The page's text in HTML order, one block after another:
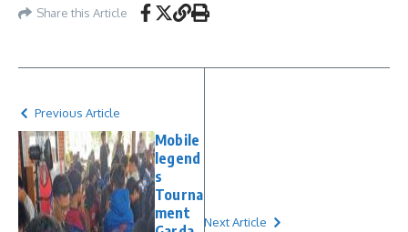
Share this Article
Previous Article
Mobile
legend
s
Tourna
ment
Next Article